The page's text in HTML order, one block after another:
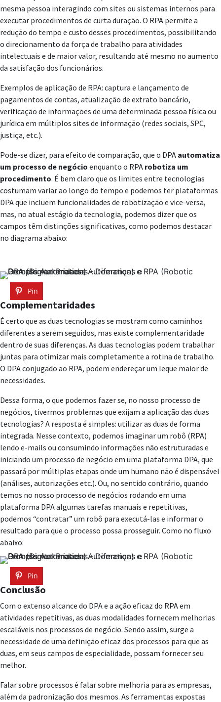
mesma pessoa interagindo com sites ou sistemas internos para
executar procedimentos de curta duração. O RPA permite a
redução do tempo e custo desses procedimentos, possibilitando
o direcionamento da força de trabalho para atividades
intelectuais e de maior valor, resultando até mesmo no aumento
da satisfação dos funcionários.
Exemplos de aplicação de RPA: captura e lançamento de
pagamentos de contas, atualização de extrato bancário,
verificação de informações de uma determinada pessoa física ou
jurídica em múltiplos sites de informação (redes sociais, SPC,
justiça, etc.).
Pode-se dizer, para efeito de comparação, que o DPA automatiza
um processo de negócio enquanto o RPA robotiza um
procedimento. É bem claro que os limites entre tecnologias
costumam variar ao longo do tempo e podemos ter plataformas
DPA que incluem funcionalidades de robotização e vice-versa,
mas, no atual estágio da tecnologia, podemos dizer que os
campos têm distinções significativas, como podemos destacar
no diagrama abaixo:
Pin
Complementaridades
É certo que as duas tecnologias se mostram como caminhos
diferentes a serem seguidos, mas existe complementaridade
dentro de suas diferenças. As duas tecnologias podem trabalhar
juntas para otimizar mais completamente a rotina de trabalho.
O DPA conjugado ao RPA, podem endereçar um leque maior de
necessidades.
Dessa forma, o que podemos fazer se, no nosso processo de
negócios, tivermos problemas que exijam a aplicação das duas
tecnologias? A resposta é simples: utilizar as duas de forma
integrada. Nesse contexto, podemos imaginar um robô (RPA)
lendo e-mails ou consumindo informações não estruturadas e
iniciando um processo de negócio em uma plataforma DPA, que
passará por múltiplas etapas onde um humano não é dispensável
(análises, autorizações etc.). Ou, no sentido contrário, quando
temos no nosso processo de negócios rodando em uma
plataforma DPA algumas tarefas manuais e repetitivas,
podemos “contratar” um robô para executá-las e informar o
resultado para que o processo possa prosseguir. Como no fluxo
abaixo:
Pin
Conclusão
Com o extenso alcance do DPA e a ação eficaz do RPA em
atividades repetitivas, as duas modalidades fornecem melhorias
escaláveis nos processos de negócio. Sendo assim, surge a
necessidade de uma definição eficaz dos processos para que as
duas, em seus campos de especialidade, possam fornecer seu
melhor.
Falar sobre processos é falar sobre melhoria para as empresas,
além da padronização dos mesmos. As ferramentas expostas